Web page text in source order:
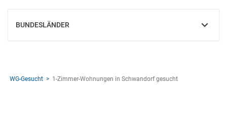
BUNDESLÄNDER
EINBLENDEN
WG-Gesucht 1-Zimmer-Wohnungen in Schwandorf gesucht